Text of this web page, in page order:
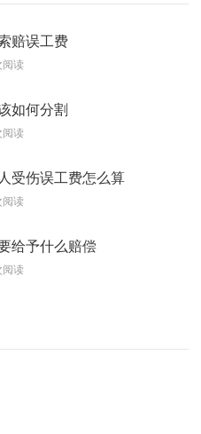
赔误工费
阅读
如何分割
阅读
受伤误工费怎么算
阅读
给予什么赔偿
阅读